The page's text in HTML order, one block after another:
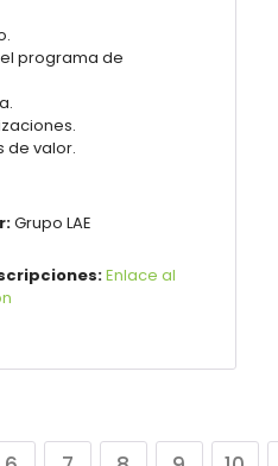
programa de
de valor.
Grupo LAE
Enlace al